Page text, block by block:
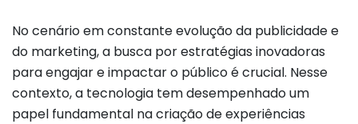
No cenário em constante evolução da publicidade e
do marketing, a busca por estratégias inovadoras
para engajar e impactar o público é crucial. Nesse
contexto, a tecnologia tem desempenhado um
papel fundamental na criação de experiências